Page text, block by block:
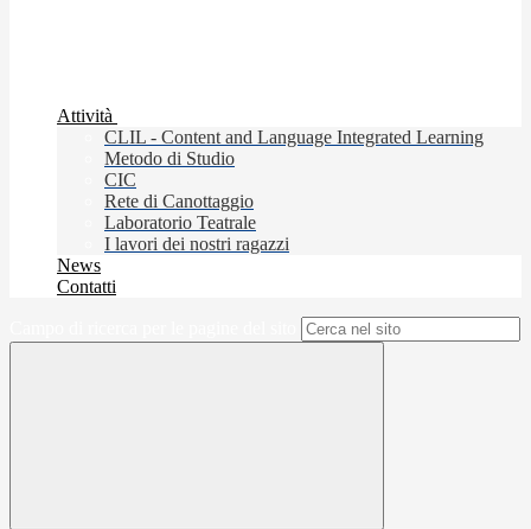
Attività
CLIL - Content and Language Integrated Learning
Metodo di Studio
CIC
Rete di Canottaggio
Laboratorio Teatrale
I lavori dei nostri ragazzi
News
Contatti